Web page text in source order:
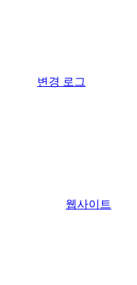
변경 로그
웹사이트